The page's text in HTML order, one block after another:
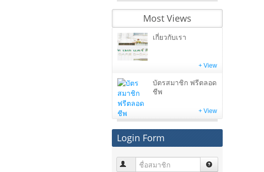
Most Views
เกี่ยวกับเรา
+ View
บัตรสมาชิก ฟรีตลอด
ชีพ
+ View
Login Form